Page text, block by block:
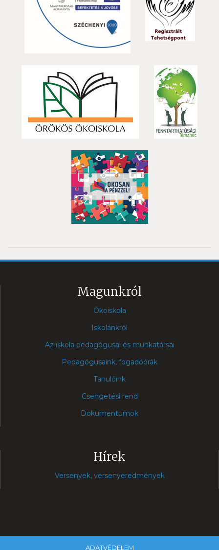
Magunkról
Ökoiskola
Iskolánkról
Az iskola pedagógusai és munkatársai
Pedagógusaink, fogadóórák
Tanulóink
Csengetési rend
Dokumentumok
Hírek
Versenyek, versenyeredmények
ADATVÉDELEM